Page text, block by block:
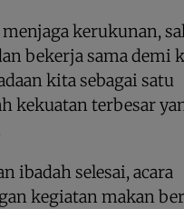
kerukunan,
bekerja sama demi
kita sebagai satu
kekuatan terbesar
ibadah selesai, acara
kegiatan makan